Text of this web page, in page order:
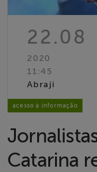
Informação
Liberdade de
Expressão
Projetos
Proteção Legal
e Litigância
22.08
2020
11:45
Abraji
acesso à informação
Catarina